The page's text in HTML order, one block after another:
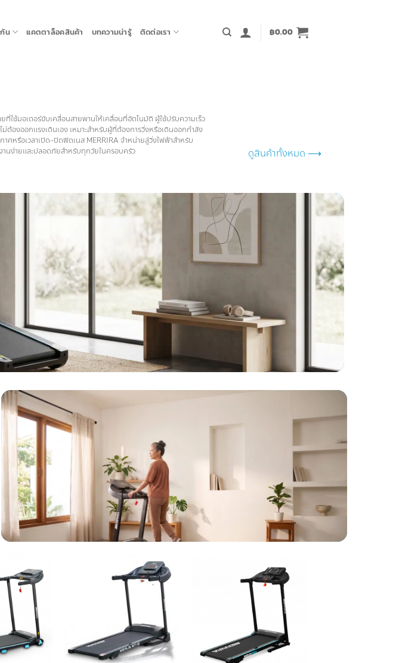
น แคตตาล็อคสินค้า บทความน่ารู้ ติดต่อเรา ฿0.00
ที่ใช้มอเตอร์ขับเคลื่อนสายพานให้เคลื่อนที่อัตโนมัติ ผู้ใช้ปรับความเร็ว
ม่ต้องออกแรงเดินเอง เหมาะสำหรับผู้ที่ต้องการวิ่งหรือเดินออกกำลัง
ศหรือเวลาเปิด-ปิดฟิตเนส MERRIRA จำหน่ายลู่วิ่งไฟฟ้าสำหรับ
นง่ายและปลอดภัยสำหรับทุกวัยในครอบครัว
ดูสินค้าทั้งหมด ⟶
Add to
Wishlist
Add to
Wishlist
Add to
Wishlist